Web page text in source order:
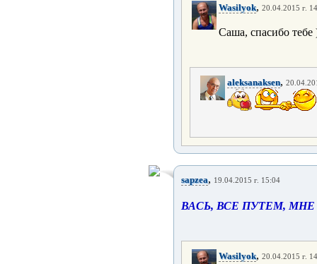
Wasilyok, 20.04.2015 г.
Саша, спасибо
aleksanaksen,
sapzea, 19.04.2015 г. 15:04
ВАСЬ, ВСЕ ПУТЕМ,
Wasilyok, 20.04.2015 г.